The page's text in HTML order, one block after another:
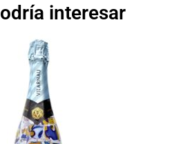
interesar